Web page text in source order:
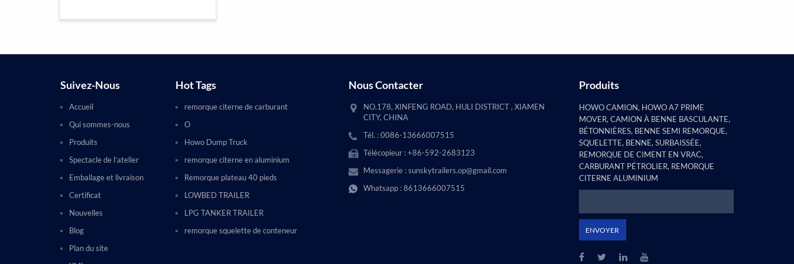
Suivez-Nous
Accueil
Qui sommes-nous
Produits
Spectacle de l’atelier
Emballage et livraison
Certificat
Nouvelles
Blog
Plan du site
Hot Tags
remorque citerne de carburant
O
Howo Dump Truck
remorque citerne en aluminium
Remorque plateau 40 pieds
LOWBED TRAILER
LPG TANKER TRAILER
remorque squelette de conteneur
Nous Contacter
NO.178, XINFENG ROAD, HULI DISTRICT , XIAMEN
CITY, CHINA
Tél. : 0086-13666007515
Télécopieur : +86-592-2683123
Messagerie :sunskytrailers.op@gmail.com
Whatsapp :8613666007515
Produits
HOWO CAMION, HOWO A7 PRIME
MOVER, CAMION À BENNE BASCULANTE,
BÉTONNIÈRES, BENNE SEMI REMORQUE,
SQUELETTE, BENNE, SURBAISSÉE,
REMORQUE DE CIMENT EN VRAC,
CARBURANT PÉTROLIER, REMORQUE
CITERNE ALUMINIUM